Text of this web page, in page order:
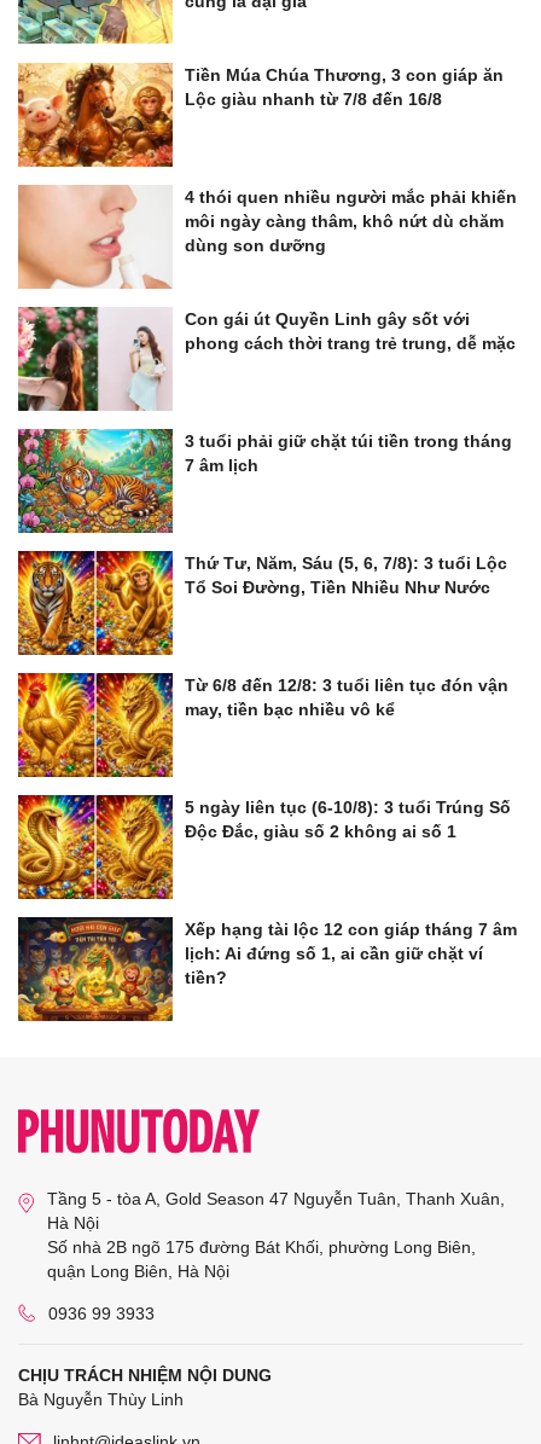
Tiền Múa Chúa Thương, 3 con giáp ăn
Lộc giàu nhanh từ 7/8 đến 16/8
4 thói quen nhiều người mắc phải khiến
môi ngày càng thâm, khô nứt dù chăm
dùng son dưỡng
Con gái út Quyền Linh gây sốt với
phong cách thời trang trẻ trung, dễ mặc
3 tuổi phải giữ chặt túi tiền trong tháng
7 âm lịch
Thứ Tư, Năm, Sáu (5, 6, 7/8): 3 tuổi Lộc
Tổ Soi Đường, Tiền Nhiều Như Nước
Từ 6/8 đến 12/8: 3 tuổi liên tục đón vận
may, tiền bạc nhiều vô kể
5 ngày liên tục (6-10/8): 3 tuổi Trúng Số
Độc Đắc, giàu số 2 không ai số 1
Xếp hạng tài lộc 12 con giáp tháng 7 âm
lịch: Ai đứng số 1, ai cần giữ chặt ví
tiền?
Tầng 5 - tòa A, Gold Season 47 Nguyễn Tuân, Thanh Xuân,
Hà Nội
Số nhà 2B ngõ 175 đường Bát Khối, phường Long Biên,
quận Long Biên, Hà Nội
0936 99 3933
CHỊU TRÁCH NHIỆM NỘI DUNG
Bà Nguyễn Thùy Linh